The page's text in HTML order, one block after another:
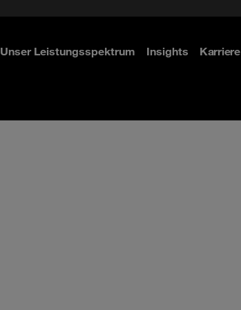
Unser Leistungsspektrum Insights Karriere